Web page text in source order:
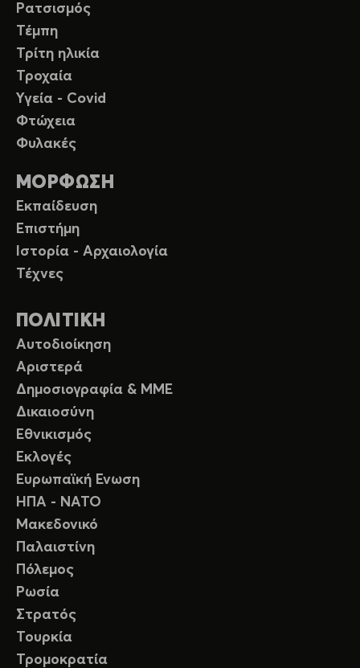
Ρατσισμός
Τέμπη
Τρίτη ηλικία
Τροχαία
Υγεία - Covid
Φτώχεια
Φυλακές
ΜΟΡΦΩΣΗ
Εκπαίδευση
Επιστήμη
Ιστορία - Αρχαιολογία
Τέχνες
ΠΟΛΙΤΙΚΗ
Αυτοδιοίκηση
Αριστερά
Δημοσιογραφία & ΜΜΕ
Δικαιοσύνη
Εθνικισμός
Εκλογές
Ευρωπαϊκή Ενωση
ΗΠΑ - ΝΑΤΟ
Μακεδονικό
Παλαιστίνη
Πόλεμος
Ρωσία
Στρατός
Τουρκία
Τρομοκρατία